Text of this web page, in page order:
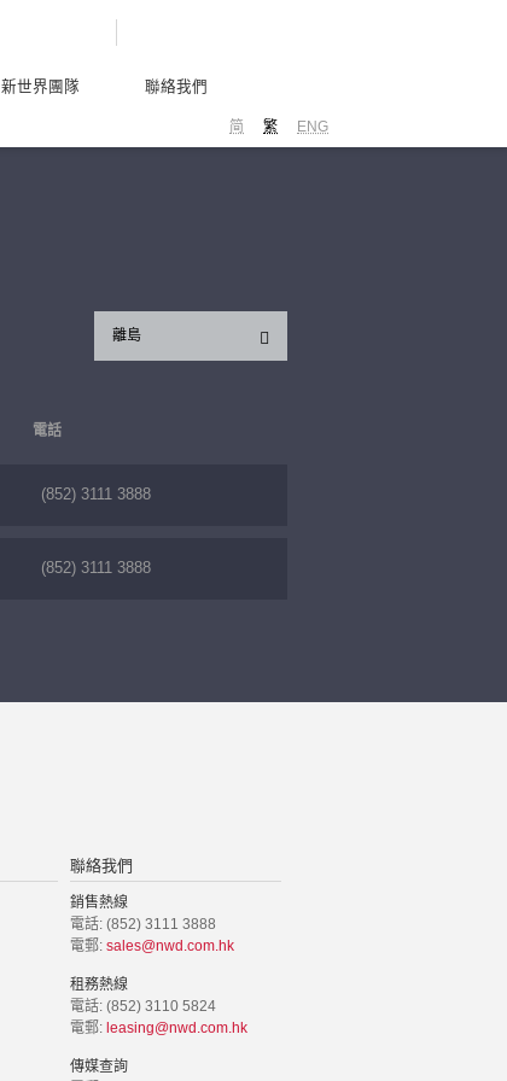
新世界團隊 聯絡我們
ENG
繁
简
離島
電話
(852) 3111 3888
(852) 3111 3888
聯絡我們
銷售熱線
電話: (852) 3111 3888
電郵: sales@nwd.com.hk
租務熱線
電話: (852) 3110 5824
電郵: leasing@nwd.com.hk
傳媒查詢